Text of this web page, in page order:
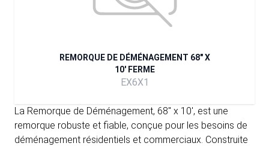
REMORQUE DE DÉMÉNAGEMENT 68" X
10' FERME
EX6X1
La Remorque de Déménagement, 68" x 10', est une
remorque robuste et fiable, conçue pour les besoins de
déménagement résidentiels et commerciaux. Construite